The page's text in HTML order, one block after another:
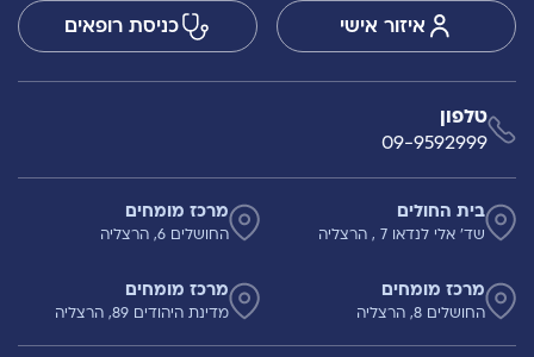
איזור אישי כניסת רופאים
טלפון
09-9592999
בית החולים
שד' אלי לנדאו 7 , הרצליה
מרכז מומחים
החושלים 6, הרצליה
מרכז מומחים
החושלים 8, הרצליה
מרכז מומחים
מדינת היהודים 89, הרצליה